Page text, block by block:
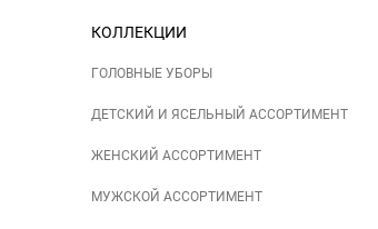
КОЛЛЕКЦИИ
ГОЛОВНЫЕ УБОРЫ
ДЕТСКИЙ И ЯСЕЛЬНЫЙ АССОРТИМЕНТ
ЖЕНСКИЙ АССОРТИМЕНТ
МУЖСКОЙ АССОРТИМЕНТ